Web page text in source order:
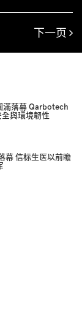
下一页
滿落幕 Qarbotech
與環境韌性
幕 信标生医以前瞻